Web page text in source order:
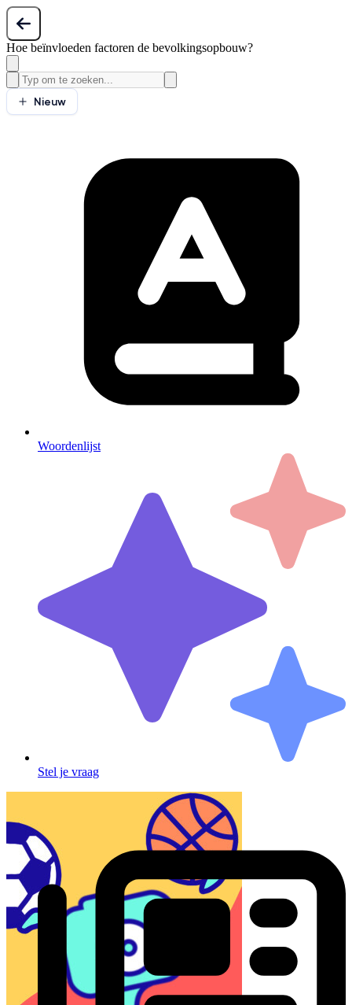
Hoe beïnvloeden factoren de bevolkingsopbouw?
Nieuw
Woordenlijst
Stel je vraag